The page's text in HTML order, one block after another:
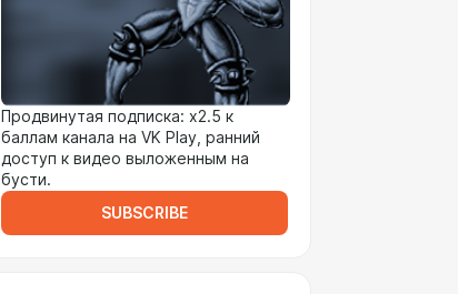
Продвинутая подписка: x2.5 к
баллам канала на VK Play, ранний
доступ к видео выложенным на
бусти.
SUBSCRIBE